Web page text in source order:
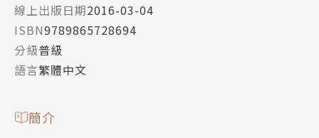
線上出版日期2016-03-04
ISBN9789865728694
分級普級
語言繁體中文
簡介